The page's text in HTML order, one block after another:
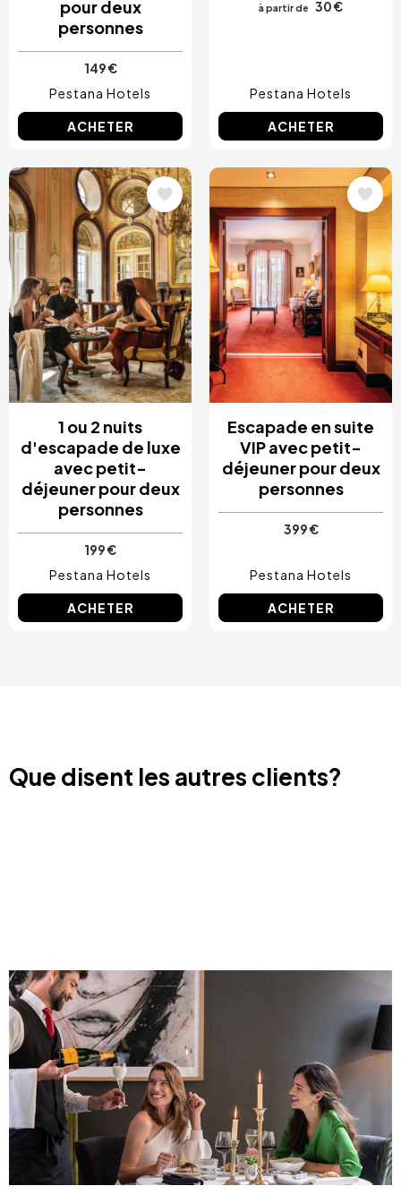
pour deux
personnes
149 €
Pestana Hotels
ACHETER
à partir de 30 €
Pestana Hotels
ACHETER
Image
1 ou 2 nuits
d'escapade de luxe
avec petit-
déjeuner pour deux
personnes
199 €
Pestana Hotels
ACHETER
Image
Escapade en suite
VIP avec petit-
déjeuner pour deux
personnes
399 €
Pestana Hotels
ACHETER
Que disent les autres clients?